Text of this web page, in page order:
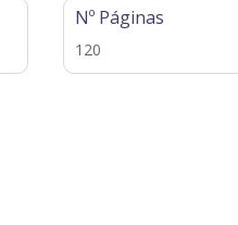
Nº Páginas
120